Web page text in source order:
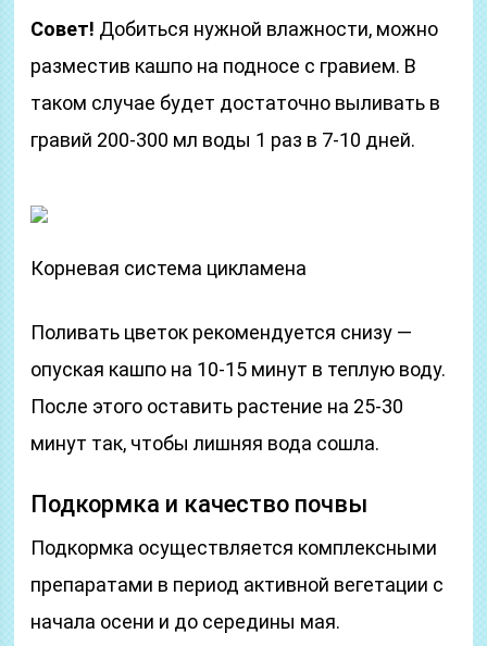
Совет! Добиться нужной влажности, можно
разместив кашпо на подносе с гравием. В
таком случае будет достаточно выливать в
гравий 200-300 мл воды 1 раз в 7-10 дней.
Корневая система цикламена
Поливать цветок рекомендуется снизу —
опуская кашпо на 10-15 минут в теплую воду.
После этого оставить растение на 25-30
минут так, чтобы лишняя вода сошла.
Подкормка и качество почвы
Подкормка осуществляется комплексными
препаратами в период активной вегетации с
начала осени и до середины мая.